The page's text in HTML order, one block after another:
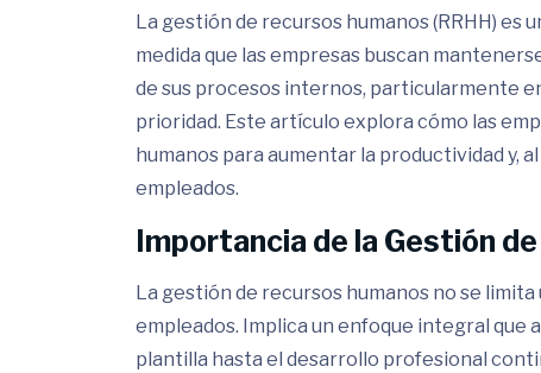
La gestión de recursos humanos (RRHH) es
medida que las empresas buscan
de sus procesos internos, particularmente
prioridad. Este artículo explora cómo las
humanos para aumentar la productividad y,
empleados.
Importancia de la Gestión
La gestión de recursos humanos no se
empleados. Implica un enfoque integral que
plantilla hasta el desarrollo profesional